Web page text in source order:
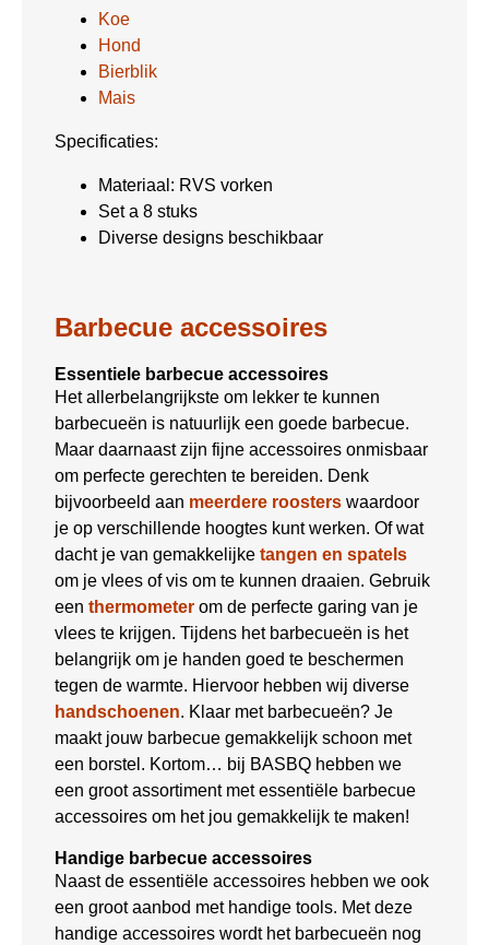
Koe
Hond
Bierblik
Mais
Specificaties:
Materiaal: RVS vorken
Set a 8 stuks
Diverse designs beschikbaar
Barbecue accessoires
Essentiele barbecue accessoires
Het allerbelangrijkste om lekker te kunnen
barbecueën is natuurlijk een goede barbecue.
Maar daarnaast zijn fijne accessoires onmisbaar
om perfecte gerechten te bereiden. Denk
bijvoorbeeld aan meerdere roosters waardoor
je op verschillende hoogtes kunt werken. Of wat
dacht je van gemakkelijke tangen en spatels
om je vlees of vis om te kunnen draaien. Gebruik
een thermometer om de perfecte garing van je
vlees te krijgen. Tijdens het barbecueën is het
belangrijk om je handen goed te beschermen
tegen de warmte. Hiervoor hebben wij diverse
handschoenen. Klaar met barbecueën? Je
maakt jouw barbecue gemakkelijk schoon met
een borstel. Kortom… bij BASBQ hebben we
een groot assortiment met essentiële barbecue
accessoires om het jou gemakkelijk te maken!
Handige barbecue accessoires
Naast de essentiële accessoires hebben we ook
een groot aanbod met handige tools. Met deze
handige accessoires wordt het barbecueën nog